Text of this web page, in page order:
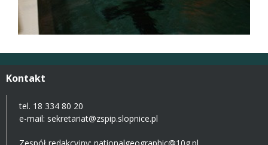
Kontakt
tel. 18 334 80 20
e-mail: sekretariat@zspip.slopnice.pl